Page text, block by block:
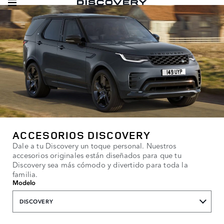
ACCESORIOS DISCOVERY
Dale a tu Discovery un toque personal. Nuestros
accesorios originales están diseñados para que tu
Discovery sea más cómodo y divertido para toda la
familia.
Modelo
DISCOVERY